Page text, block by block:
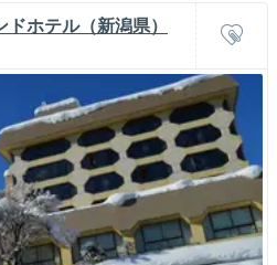
ホテル（新潟県）